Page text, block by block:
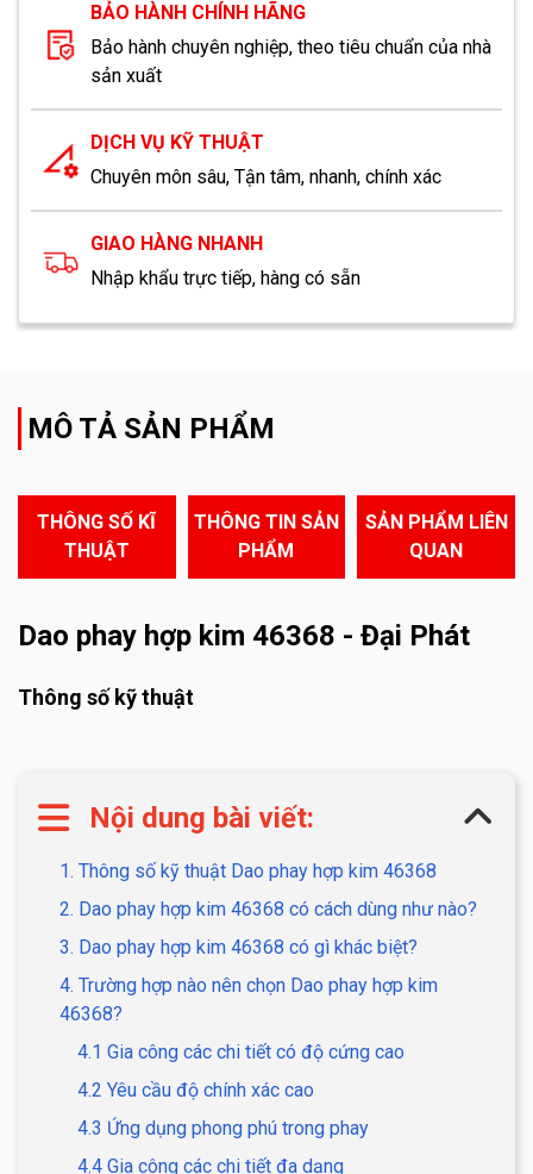
BẢO HÀNH CHÍNH HÃNG
Bảo hành chuyên nghiệp, theo tiêu chuẩn của nhà
sản xuất
DỊCH VỤ KỸ THUẬT
Chuyên môn sâu, Tận tâm, nhanh, chính xác
GIAO HÀNG NHANH
Nhập khẩu trực tiếp, hàng có sẵn
MÔ TẢ SẢN PHẨM
THÔNG SỐ KĨ
THUẬT
THÔNG TIN SẢN
PHẨM
SẢN PHẨM LIÊN
QUAN
Dao phay hợp kim 46368 - Đại Phát
Thông số kỹ thuật
Nội dung bài viết:
1. Thông số kỹ thuật Dao phay hợp kim 46368
2. Dao phay hợp kim 46368 có cách dùng như nào?
3. Dao phay hợp kim 46368 có gì khác biệt?
4. Trường hợp nào nên chọn Dao phay hợp kim
46368?
4.1 Gia công các chi tiết có độ cứng cao
4.2 Yêu cầu độ chính xác cao
4.3 Ứng dụng phong phú trong phay
4.4 Gia công các chi tiết đa dạng